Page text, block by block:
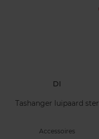
DI
Tashanger luipaard ster
Accessoires